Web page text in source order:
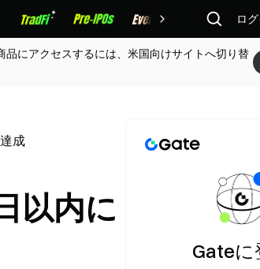
報酬 ロ
にアクセスするには、米国向けサイトへ切り替
成
以内に
Gateに